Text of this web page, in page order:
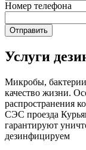
Номер телефона
Услуги
Микробы,
качество жизни.
распространения
СЭС проезда
гарантируют
дезинфицируем